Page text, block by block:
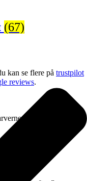
(67)
kan se flere på trustpilot
reviews.
og kvaliteten. Kan
på siden".